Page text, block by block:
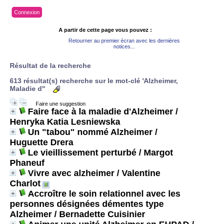
Connexion
A partir de cette page vous pouvez :
Retourner au premier écran avec les dernières
notices...
Résultat de la recherche
613 résultat(s) recherche sur le mot-clé 'Alzheimer,
Maladie d''
Faire une suggestion
Faire face à la maladie d'Alzheimer /
Henryka Katia Lesniewska
Un "tabou" nommé Alzheimer /
Huguette Drera
Le vieillissement perturbé / Margot
Phaneuf
Vivre avec alzheimer / Valentine
Charlot
Accroître le soin relationnel avec les
personnes désignées démentes type
Alzheimer / Bernadette Cuisinier